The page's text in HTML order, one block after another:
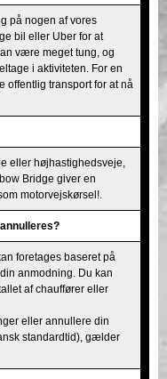
på nogen af vores
bil eller Uber for at
være meget tung, og
i aktiviteten. For en
offentlig transport for at nå
eller højhastighedsveje,
Bridge giver en
motorvejskørsel!.
foretages baseret på
anmodning. Du kan
af chauffører eller
eller annullere din
standardtid), gælder